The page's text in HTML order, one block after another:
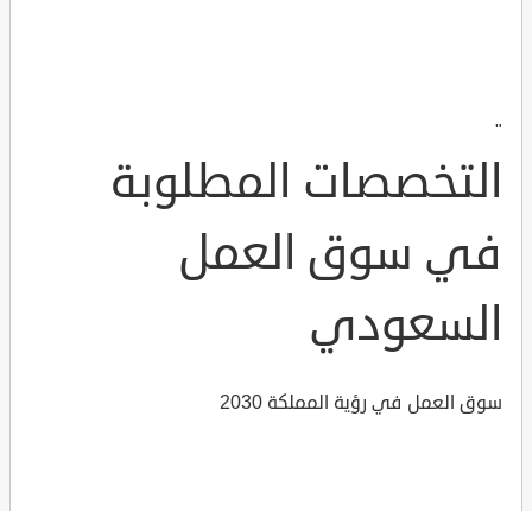
"
التخصصات المطلوبة
في سوق العمل
السعودي
سوق العمل في رؤية المملكة 2030